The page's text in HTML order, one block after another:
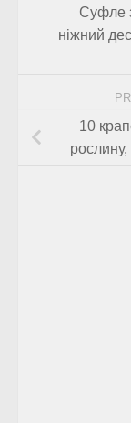
Суфле
ніжний
10